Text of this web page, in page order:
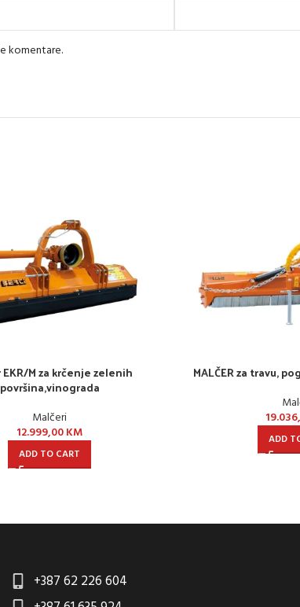
komentare.
EKR/M za krčenje zelenih
površina,vinograda
Malčeri
12.999,00KM
ADD TO CART
MALČER za travu,
ADD
+387 62 226 604